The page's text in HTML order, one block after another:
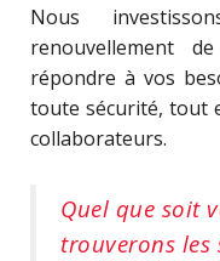
Nous
renouvellement
répondre à vos
toute sécurité, tout
collaborateurs.
Quel que soit
trouverons les